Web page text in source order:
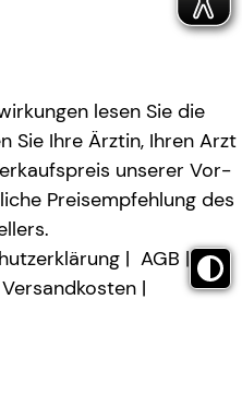
lesen Sie die
Sie Ihre Ärztin, Ihren Arzt
unserer Vor-
Preisempfehlung des
AGB
Versandkosten